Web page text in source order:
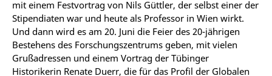
mit einem Festvortrag von Nils Güttler, der selbst einer der
Stipendiaten war und heute als Professor in Wien wirkt.
Und dann wird es am 20. Juni die Feier des 20-jährigen
Bestehens des Forschungszentrums geben, mit vielen
Grußadressen und einem Vortrag der Tübinger
Historikerin Renate Duerr, die für das Profil der Globalen